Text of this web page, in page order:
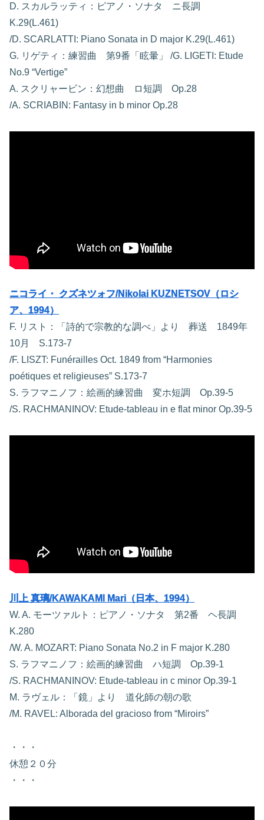
D. スカルラッティ：ピアノ・ソナタ ニ長調
K.29(L.461)
/D. SCARLATTI: Piano Sonata in D major K.29(L.461)
G. リゲティ：練習曲 第9番「眩暈」 /G. LIGETI: Etude
No.9 “Vertige”
A. スクリャービン：幻想曲 ロ短調 Op.28
/A. SCRIABIN: Fantasy in b minor Op.28
ニコライ・ クズネツォフ/Nikolai KUZNETSOV（ロシ
ア、1994）
F. リスト：「詩的で宗教的な調べ」より 葬送 1849年
10月 S.173-7
/F. LISZT: Funérailles Oct. 1849 from “Harmonies
poétiques et religieuses” S.173-7
S. ラフマニノフ：絵画的練習曲 変ホ短調 Op.39-5
/S. RACHMANINOV: Etude-tableau in e flat minor Op.39-5
川上 真璃/KAWAKAMI Mari（日本、1994）
W. A. モーツァルト：ピアノ・ソナタ 第2番 ヘ長調
K.280
/W. A. MOZART: Piano Sonata No.2 in F major K.280
S. ラフマニノフ：絵画的練習曲 ハ短調 Op.39-1
/S. RACHMANINOV: Etude-tableau in c minor Op.39-1
M. ラヴェル：「鏡」より 道化師の朝の歌
/M. RAVEL: Alborada del gracioso from “Miroirs”
・・・
休憩２０分
・・・